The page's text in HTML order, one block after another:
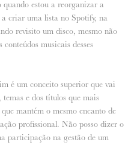
estou a reorganizar a
criar uma lista no Spotify, na
revisito um disco, mesmo não
musicais desses
é um conceito superior que vai
e dos títulos que mais
mantém o mesmo encanto de
profissional. Não posso dizer o
participação na gestão de um